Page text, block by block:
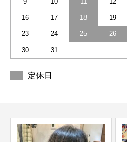
16 17 18 19
23 24 25 26
30 31
定休日